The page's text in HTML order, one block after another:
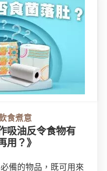
！
食煮意
吸油反令食物有
用？》
備的物品，既可用來